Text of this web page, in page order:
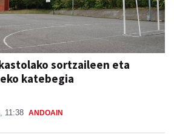
sortzaileen eta
katebegia
11:38 ANDOAIN